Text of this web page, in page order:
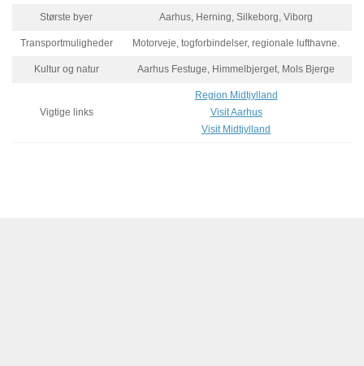
Største byer Aarhus, Herning, Silkeborg, Viborg
Transportmuligheder Motorveje, togforbindelser, regionale lufthavne.
Kultur og natur Aarhus Festuge, Himmelbjerget, Mols Bjerge
Vigtige links
Region Midtjylland
Visit Aarhus
Visit Midtjylland